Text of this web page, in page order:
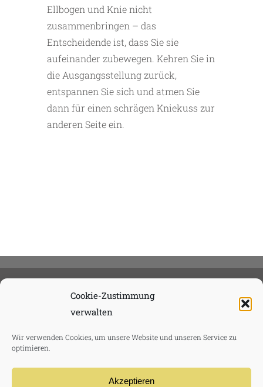
Cookie-Zustimmung
verwalten
Wir verwenden Cookies, um unsere Website und unseren Service zu
optimieren.
Akzeptieren
Ellbogen und Knie nicht
zusammenbringen – das
Entscheidende ist, dass Sie sie
aufeinander zubewegen. Kehren Sie in
die Ausgangsstellung zurück,
entspannen Sie sich und atmen Sie
dann für einen schrägen Kniekuss zur
anderen Seite ein.